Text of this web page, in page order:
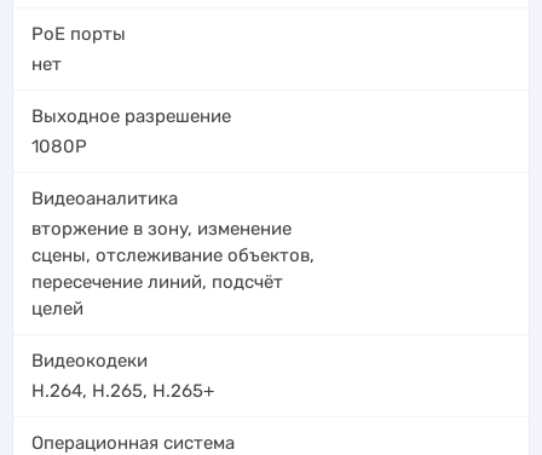
PoE порты
нет
Выходное разрешение
1080P
Видеоаналитика
вторжение в зону, изменение
сцены, отслеживание объектов,
пересечение линий, подсчёт
целей
Видеокодеки
H.264, H.265, H.265+
Операционная система